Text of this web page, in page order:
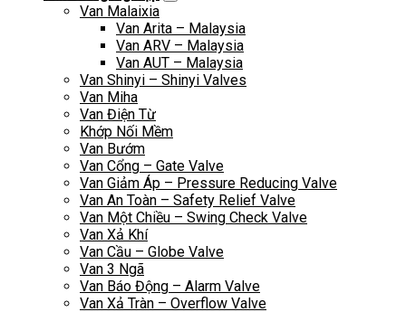
Van Malaixia
Van Arita – Malaysia
Van ARV – Malaysia
Van AUT – Malaysia
Van Shinyi – Shinyi Valves
Van Miha
Van Điện Từ
Khớp Nối Mềm
Van Bướm
Van Cổng – Gate Valve
Van Giảm Áp – Pressure Reducing Valve
Van An Toàn – Safety Relief Valve
Van Một Chiều – Swing Check Valve
Van Xả Khí
Van Cầu – Globe Valve
Van 3 Ngã
Van Báo Động – Alarm Valve
Van Xả Tràn – Overflow Valve